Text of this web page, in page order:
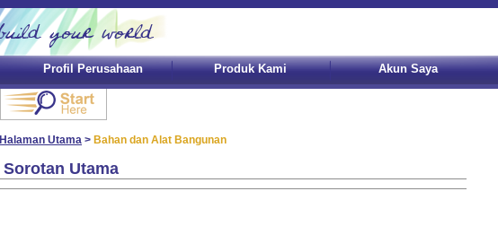
Profil Perusahaan Produk Kami Akun Saya
Halaman Utama > Bahan dan Alat Bangunan
Sorotan Utama